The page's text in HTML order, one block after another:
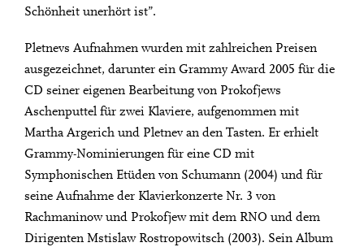
Schönheit unerhört ist”.
Pletnevs Aufnahmen wurden mit zahlreichen Preisen
ausgezeichnet, darunter ein Grammy Award 2005 für die
CD seiner eigenen Bearbeitung von Prokofjews
Aschenputtel für zwei Klaviere, aufgenommen mit
Martha Argerich und Pletnev an den Tasten. Er erhielt
Grammy-Nominierungen für eine CD mit
Symphonischen Etüden von Schumann (2004) und für
seine Aufnahme der Klavierkonzerte Nr. 3 von
Rachmaninow und Prokofjew mit dem RNO und dem
Dirigenten Mstislaw Rostropowitsch (2003). Sein Album